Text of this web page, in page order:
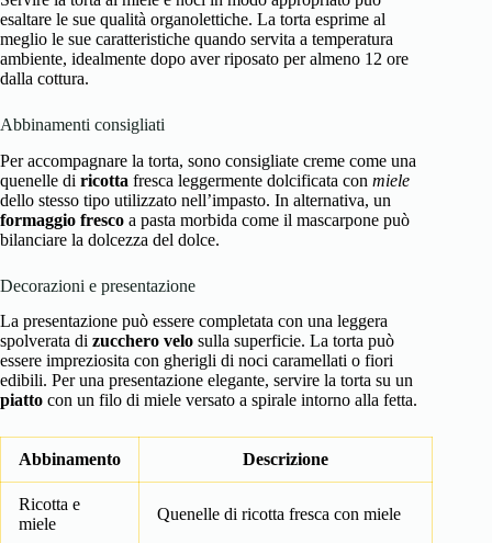
esaltare le sue qualità organolettiche. La torta esprime al
meglio le sue caratteristiche quando servita a temperatura
ambiente, idealmente dopo aver riposato per almeno 12 ore
dalla cottura.
Abbinamenti consigliati
Per accompagnare la torta, sono consigliate creme come una
quenelle di ricotta fresca leggermente dolcificata con miele
dello stesso tipo utilizzato nell’impasto. In alternativa, un
formaggio fresco a pasta morbida come il mascarpone può
bilanciare la dolcezza del dolce.
Decorazioni e presentazione
La presentazione può essere completata con una leggera
spolverata di zucchero velo sulla superficie. La torta può
essere impreziosita con gherigli di noci caramellati o fiori
edibili. Per una presentazione elegante, servire la torta su un
piatto con un filo di miele versato a spirale intorno alla fetta.
Abbinamento Descrizione
Ricotta e
miele
Quenelle di ricotta fresca con miele